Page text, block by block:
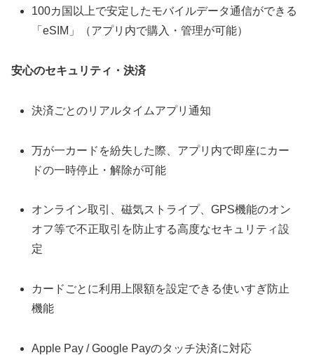
100カ国以上で安定したモバイルデータ通信ができる
「eSIM」（アプリ内で購入・管理が可能）
安心のセキュリティ・決済
決済ごとのリアルタイムアプリ通知
万が一カードを紛失した際、アプリ内で即座にカー
ドの一時停止・解除が可能
オンライン取引、磁気ストライプ、GPS機能のオン
オフ等で不正取引を防止する高度なセキュリティ設
定
カードごとに利用上限額を設定できる使いすぎ防止
機能
Apple Pay / Google Payのタッチ決済に対応